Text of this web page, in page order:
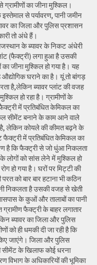
ग्रामीणों का जीना मुश्किल।
से पर्यावरण, पानी जमीन
का जिला और पुलिस प्रशासन
तो अंधे हैं।
के ब्यावर के निकट अंधेरी
(फैक्ट्री) लगा हुआ है उसकी
जीना मुश्किल हो गया है। यह
घराने का है। यूं तो बांगड़
है,लेकिन ब्यावर प्लांट की वजह
हो रहा है। ग्रामीणों के
में प्रतिबंधित केमिकल का
सीमेंट बनाने के काम आने वाले
है, लेकिन कोयले की कीमत बढ़ने के
फैक्ट्री में प्रतिबंधित केमिकल का
है कि फैक्ट्री से जो धुंआ निकलता
को सांस लेने में मुश्किल हो
हो गया है। घरों पर मिट्टी की
को बार बार हटाना भी कठिन
निकलता है उसकी वजह से खेती
के कुओं और तालाबों का पानी
ग्रामीण फैक्ट्री के बाहर लगातार
ब्यावर का जिला और पुलिस
को ही धमकी दी जा रही है कि
जाएंगे। जिला और पुलिस
सीमेंट के खिलाफ कोई धरना
विभाग के अधिकारियों की भूमिका